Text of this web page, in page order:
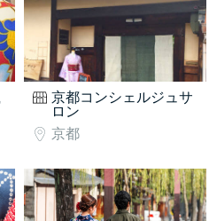
京都コンシェルジュサ
ロン
京都